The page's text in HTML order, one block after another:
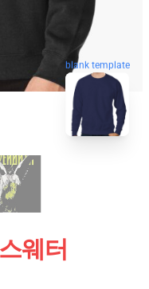
blank template
웨터